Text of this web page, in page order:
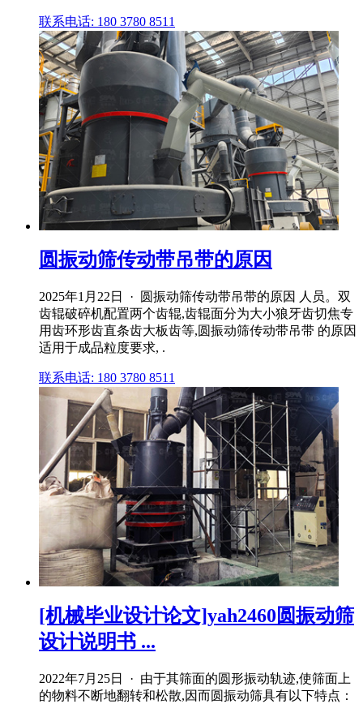
联系电话: 180 3780 8511
圆振动筛传动带吊带的原因
2025年1月22日 · 圆振动筛传动带吊带的原因 人员。双
齿辊破碎机配置两个齿辊,齿辊面分为大小狼牙齿切焦专
用齿环形齿直条齿大板齿等,圆振动筛传动带吊带 的原因
适用于成品粒度要求, .
联系电话: 180 3780 8511
[机械毕业设计论文]yah2460圆振动筛
设计说明书 ...
2022年7月25日 · 由于其筛面的圆形振动轨迹,使筛面上
的物料不断地翻转和松散,因而圆振动筛具有以下特点：